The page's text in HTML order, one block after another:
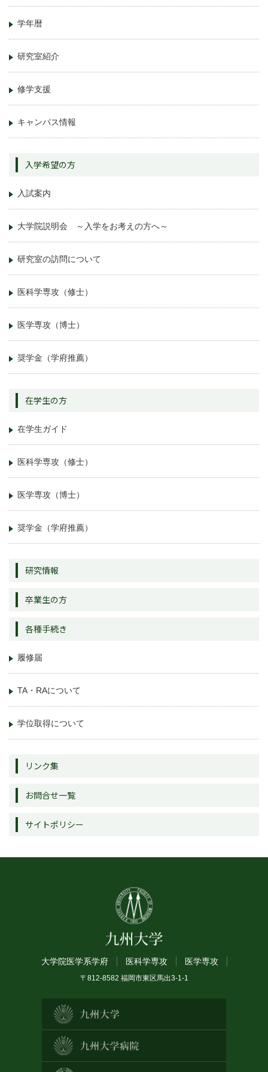
学年暦
研究室紹介
修学支援
キャンパス情報
入学希望の方
入試案内
大学院説明会 ～入学をお考えの方へ～
研究室の訪問について
医科学専攻（修士）
医学専攻（博士）
奨学金（学府推薦）
在学生の方
在学生ガイド
医科学専攻（修士）
医学専攻（博士）
奨学金（学府推薦）
研究情報
卒業生の方
各種手続き
履修届
TA・RAについて
学位取得について
リンク集
お問合せ一覧
サイトポリシー
大学院医学系学府 医科学専攻 医学専攻
〒812-8582 福岡市東区馬出3-1-1